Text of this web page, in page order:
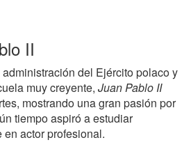
II
del Ejército polaco y
muy creyente, Juan Pablo II
mostrando una gran pasión por
tiempo aspiró a estudiar
en actor profesional.